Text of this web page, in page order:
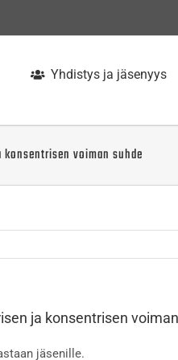
Yhdistys ja jäsenyys
voiman suhde
ja konsentrisen
jäsenille.